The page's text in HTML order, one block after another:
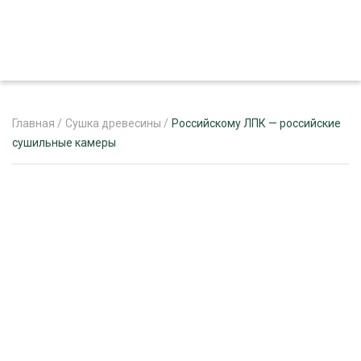
Главная / Сушка древесины / Российскому ЛПК — российские
сушильные камеры